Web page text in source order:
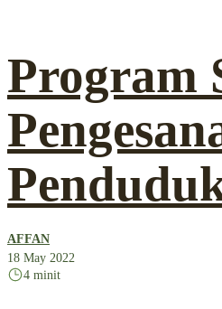
Program
AFFAN
18 May 2022
4 minit